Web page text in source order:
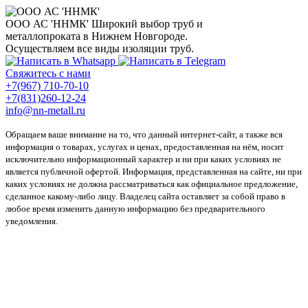
ООО АС 'ННМК' Широкий выбор труб и
металлопроката в Нижнем Новгороде.
Осуществляем все виды изоляции труб.
Свяжитесь с нами
+7(967) 710-70-10
+7(831)260-12-24
info@nn-metall.ru
Обращаем ваше внимание на то, что данный интернет-сайт, а также вся
информация о товарах, услугах и ценах, предоставленная на нём, носит
исключительно информационный характер и ни при каких условиях не
является публичной офертой. Информация, представленная на сайте, ни при
каких условиях не должна рассматриваться как официальное предложение,
сделанное какому-либо лицу. Владелец сайта оставляет за собой право в
любое время изменить данную информацию без предварительного
уведомления.